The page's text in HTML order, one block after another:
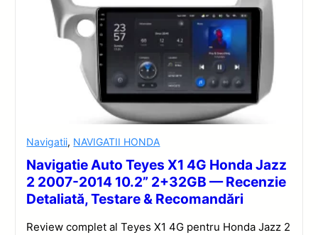
Navigatii, NAVIGATII HONDA
Navigatie Auto Teyes X1 4G Honda Jazz
2 2007-2014 10.2” 2+32GB — Recenzie
Detaliată, Testare & Recomandări
Review complet al Teyes X1 4G pentru Honda Jazz 2